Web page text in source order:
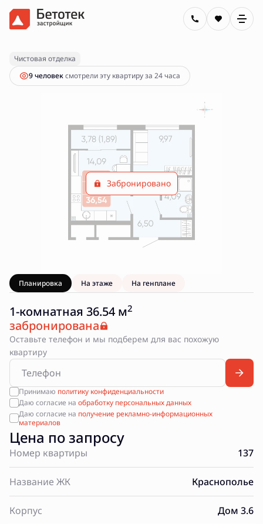
1-комнатная36.54 м Цена по запросу
Чистовая отделка
9 человексмотрели эту квартиру за 24 часа
Забронировано
Планировка На этаже На генплане
1-комнатная 36.54 м2
забронирована
Оставьте телефон и мы подберем для вас похожую
квартиру
Принимаю политику конфиденциальности
Даю согласие на обработку персональных данных
Даю согласие на получение рекламно-информационных
материалов
Цена по запросу
Номер квартиры 137
Название ЖК Краснополье
Корпус Дом 3.6